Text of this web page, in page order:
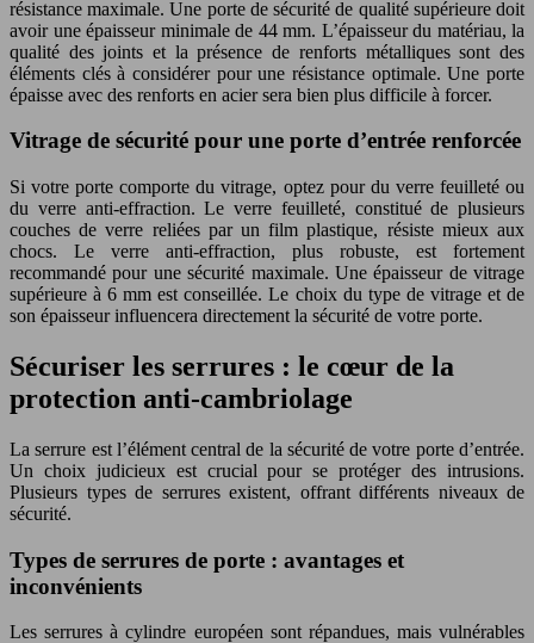
résistance maximale. Une porte de sécurité de qualité supérieure doit
avoir une épaisseur minimale de 44 mm. L’épaisseur du matériau, la
qualité des joints et la présence de renforts métalliques sont des
éléments clés à considérer pour une résistance optimale. Une porte
épaisse avec des renforts en acier sera bien plus difficile à forcer.
Vitrage de sécurité pour une porte d’entrée renforcée
Si votre porte comporte du vitrage, optez pour du verre feuilleté ou
du verre anti-effraction. Le verre feuilleté, constitué de plusieurs
couches de verre reliées par un film plastique, résiste mieux aux
chocs. Le verre anti-effraction, plus robuste, est fortement
recommandé pour une sécurité maximale. Une épaisseur de vitrage
supérieure à 6 mm est conseillée. Le choix du type de vitrage et de
son épaisseur influencera directement la sécurité de votre porte.
Sécuriser les serrures : le cœur de la
protection anti-cambriolage
La serrure est l’élément central de la sécurité de votre porte d’entrée.
Un choix judicieux est crucial pour se protéger des intrusions.
Plusieurs types de serrures existent, offrant différents niveaux de
sécurité.
Types de serrures de porte : avantages et
inconvénients
Les serrures à cylindre européen sont répandues, mais vulnérables